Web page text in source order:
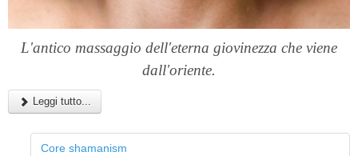
L'antico massaggio dell'eterna giovinezza che viene
dall'oriente.
Leggi tutto...
Core shamanism